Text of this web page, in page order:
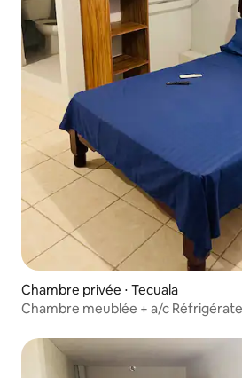
Chambre privée ⋅ Tecuala
Chambre meublée + a/c